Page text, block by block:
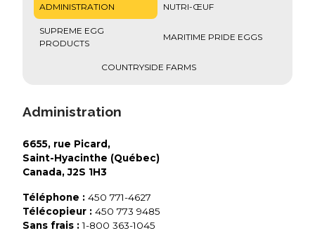
ADMINISTRATION NUTRI-ŒUF
SUPREME EGG
PRODUCTS
MARITIME PRIDE EGGS
COUNTRYSIDE FARMS
Administration
6655, rue Picard,
Saint-Hyacinthe (Québec)
Canada, J2S 1H3
Téléphone : 450 771-4627
Télécopieur : 450 773 9485
Sans frais :1-800 363-1045